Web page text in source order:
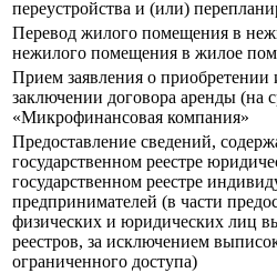
переустройства и (или)
Перевод жилого помещения в
нежилого помещения в жилое
Прием заявления о приобретении
заключении договора аренды (на
«Микрофинансовая компания»
Предоставление сведений,
государственном реестре
государственном реестре
предпринимателей (в части
физических и юридических лиц
реестров, за исключением
ограниченного доступа)